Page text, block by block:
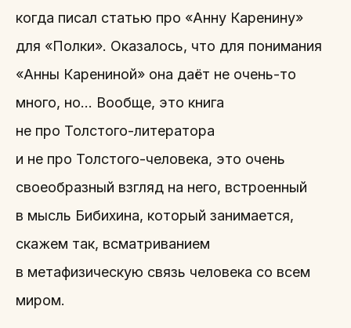
когда писал статью про «Анну Каренину»
для «Полки». Оказалось, что для понимания
«Анны Карениной» она даёт не очень-то
много, но… Вообще, это книга
не про Толстого-литератора
и не про Толстого-человека, это очень
своеобразный взгляд на него, встроенный
в мысль Бибихина, который занимается,
скажем так, всматриванием
в метафизическую связь человека со всем
миром.